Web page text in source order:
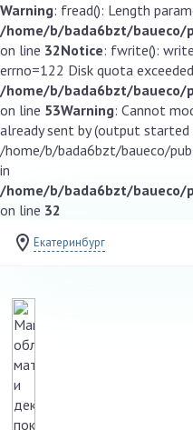
Warning: fread(): Length
/home/b/bada6bzt/baueco/
on line 32Notice: fwrite():
errno=122 Disk quota
/home/b/bada6bzt/baueco/
on line 53Warning: Cannot
already sent by (output
/home/b/bada6bzt/baueco/
in
/home/b/bada6bzt/
on line 32
Екатеринбург